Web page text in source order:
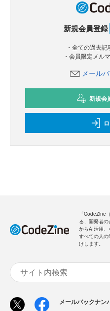
新規会員登録
・全ての過去
・会員限定メル
メール
新規会
「CodeZine
る、開発者
からAI活用、
すべての人
けします。
メールバックナン